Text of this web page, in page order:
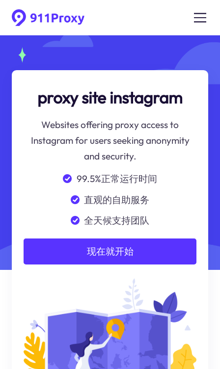
proxy site instagram
Websites offering proxy access to
Instagram for users seeking anonymity
and security.
99.5%正常运行时间
直观的自助服务
全天候支持团队
现在就开始